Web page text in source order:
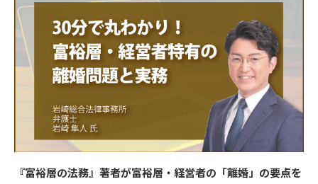
『富裕層の法務』著者が富裕層・経営者の「離婚」の要点を